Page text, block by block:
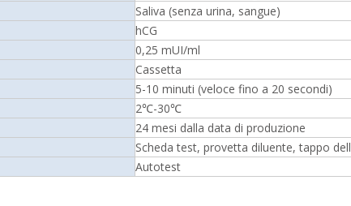
Saliva (senza urina, sangue)
hCG
0,25 mUI/ml
Cassetta
5-10 minuti (veloce fino a 20 secondi)
2℃-30℃
24 mesi dalla data di produzione
Scheda test, provetta diluente, tappo
Autotest